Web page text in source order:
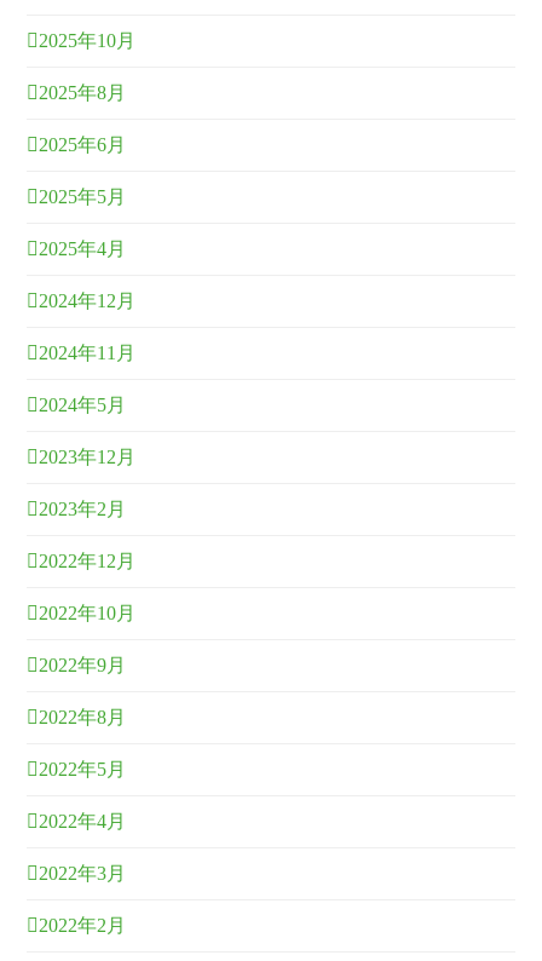
2025年10月
2025年8月
2025年6月
2025年5月
2025年4月
2024年12月
2024年11月
2024年5月
2023年12月
2023年2月
2022年12月
2022年10月
2022年9月
2022年8月
2022年5月
2022年4月
2022年3月
2022年2月